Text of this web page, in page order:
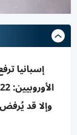
إسبانيا
وإلا قد